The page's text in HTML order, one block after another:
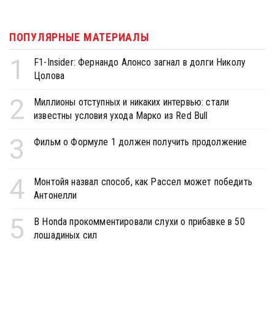
ПОПУЛЯРНЫЕ МАТЕРИАЛЫ
1
F1-Insider: Фернандо Алонсо загнал в долги Николу
Цолова
2
Миллионы отступных и никаких интервью: стали
известны условия ухода Марко из Red Bull
3 Фильм о Формуле 1 должен получить продолжение
4
Монтойя назвал способ, как Рассел может победить
Антонелли
5
В Honda прокомментировали слухи о прибавке в 50
лошадиных сил